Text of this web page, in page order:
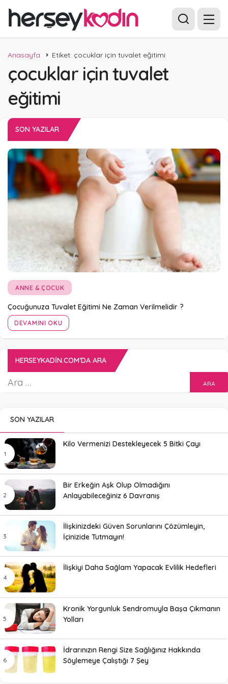
Anasayfa Etiket: çocuklar için tuvalet eğitimi
çocuklar için tuvalet
eğitimi
SON YAZILAR
ANNE & ÇOCUK
Çocuğunuza Tuvalet Eğitimi Ne Zaman Verilmelidir ?
DEVAMINI OKU
HERSEYKADIN.COM’DA ARA
SON YAZILAR
Kilo Vermenizi Destekleyecek 5 Bitki Çayı
Bir Erkeğin Aşk Olup Olmadığını
Anlayabileceğiniz 6 Davranış
İlişkinizdeki Güven Sorunlarını Çözümleyin,
İçinizide Tutmayın!
İlişkiyi Daha Sağlam Yapacak Evlilik Hedefleri
Kronik Yorgunluk Sendromuyla Başa Çıkmanın
Yolları
İdrarınızın Rengi Size Sağlığınız Hakkında
Söylemeye Çalıştığı 7 Şey